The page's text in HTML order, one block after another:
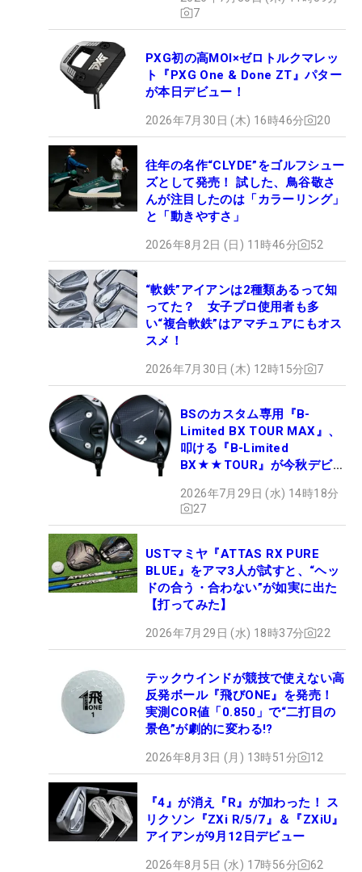
7
PXG初の高MOI×ゼロトルクマレッ
ト『PXG One & Done ZT』パター
が本日デビュー！
2026年7月30日 (木) 16時46分 20
往年の名作“CLYDE”をゴルフシュー
ズとして発売！ 試した、鳥谷敬さ
んが注目したのは「カラーリング」
と「動きやすさ」
2026年8月2日 (日) 11時46分 52
“軟鉄”アイアンは2種類あるって知
ってた？ 女子プロ使用者も多
い“複合軟鉄”はアマチュアにもオス
スメ！
2026年7月30日 (木) 12時15分 7
BSのカスタム専用『B-
Limited BX TOUR MAX』、
叩ける『B-Limited
BX★★TOUR』が今秋デビュ
2026年7月29日 (水) 14時18分
27
USTマミヤ『ATTAS RX PURE
BLUE』をアマ3人が試すと、“ヘッ
ドの合う・合わない”が如実に出た
【打ってみた】
2026年7月29日 (水) 18時37分 22
テックウインドが競技で使えない高
反発ボール『飛びONE』を発売！
実測COR値「0.850」で“二打目の
景色”が劇的に変わる!?
2026年8月3日 (月) 13時51分 12
『4』が消え『R』が加わった！ ス
リクソン『ZXi R/5/7』＆『ZXiU』
アイアンが9月12日デビュー
2026年8月5日 (水) 17時56分 62